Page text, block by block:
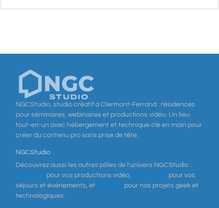
NGCStudio, studio créatif à Clermont-Ferrand : résidences
pour séminaires, webinaires et productions vidéo. Un lieu
tout-en-un avec hébergement et technique clé en main pour
créer du contenu pro sans prise de tête.
NGCStudio
Découvrez aussi les autres pôles de l’univers NGCStudio :
NGCProd pour vos productions vidéo, NGCHouse pour vos
séjours et événements, et NGCLab pour nos projets geek et
technologiques.